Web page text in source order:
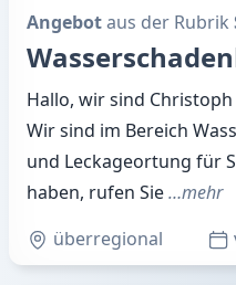
Angebotaus der Rubrik
Hallo, wir sind
Wir sind im Bereich
und Leckageortung für
haben, rufen Sie…mehr
überregional